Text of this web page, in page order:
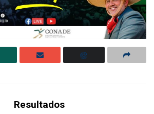
Resultados